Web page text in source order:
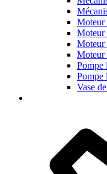
Moteur
Moteur
Moteur
Moteur
Pompe
Pompe
Vase